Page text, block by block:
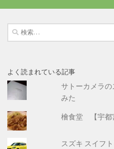
検
索:
よく読まれている記事
サトーカメラ
みた
檜食堂 【宇都
スズキ スイフ